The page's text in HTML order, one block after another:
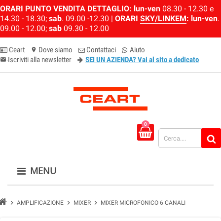
ORARI PUNTO VENDITA DETTAGLIO: lun-ven 08.30 - 12.30 e
14.30 - 18.30; sab. 09.00 -12.30 | ORARI SKY/LINKEM: lun-ven.
09.00 - 12.00; sab 09.30 - 12.00
Ceart location_on Dove siamo Contattaci Aiuto
email-newsletter
Iscriviti alla newsletter SEI UN AZIENDA? Vai al sito a dedicato
0
MENU
chevron_right AMPLIFICAZIONE chevron_right MIXER chevron_right MIXER MICROFONICO 6 CANALI